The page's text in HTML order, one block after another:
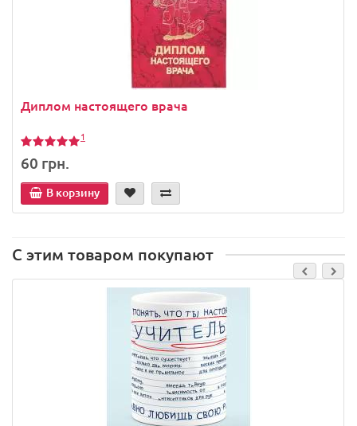
Диплом настоящего врача
1
60 грн.
В корзину
С этим товаром покупают